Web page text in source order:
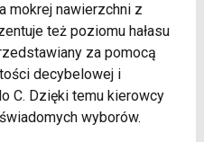
mokrej nawierzchni z
też poziomu hałasu
za pomocą
decybelowej i
C. Dzięki temu kierowcy
wyborów.